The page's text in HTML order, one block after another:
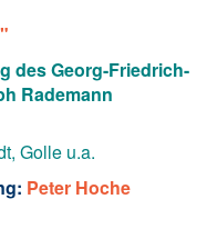
"
des Georg-Friedrich-
Rademann
Golle u.a.
Peter Hoche